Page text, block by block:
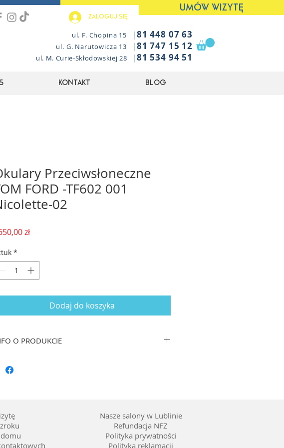
Zaloguj się
UMÓW WIZYTĘ
ul. F. Chopina 15
ul. G. Narutowicza 13
ul. M. Curie-Skłodowskiej 28
|81 448 07 63
|81 747 15 12
|81 534 94 51
Kontakt Blog
Przeciwsłoneczne
FORD -TF602 001
02
złCena
*
Dodaj do koszyka
O PRODUKCIE
Okrągły
Nasze salony w Lublinie
Refundacja NFZ
Polityka prywatności
Polityka reklamacji